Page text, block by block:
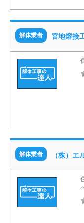
解体業者 宮地熔接
解体業者 （株）エ